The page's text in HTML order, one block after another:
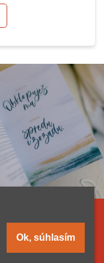
a články
Katechizmu
Ok, súhlasím